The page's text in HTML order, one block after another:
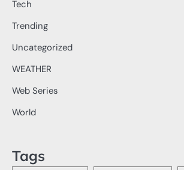
Tech
Trending
Uncategorized
WEATHER
Web Series
World
Tags